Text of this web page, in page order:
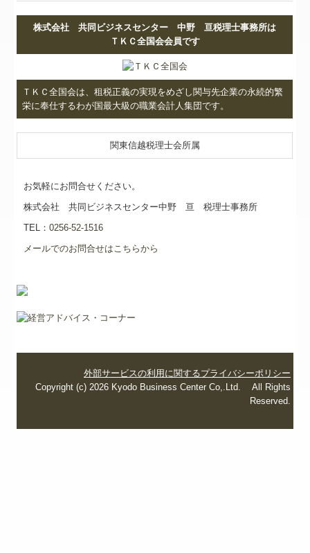
株式会社 共同ビジネスセンター 中野 亘税理士事務所は
ＴＫＣ全国会会員です
ＴＫＣ全国会は、租税正義の実現をめざし関与先企業の永続的繁
栄に奉仕するわが国最大級の職業会計人集団です。
関東信越税理士会所属
お気軽にお問合せください。
株式会社 共同ビジネスセンター中野 亘 税理士事務所
TEL：0256-52-1516
メールでのお問合せはこちらから
外部サービスの利用に関するプライバシーポリシー
Copyright (c) 2026 Kyodo Business Center Co,.Ltd. All Rights
Reserved.